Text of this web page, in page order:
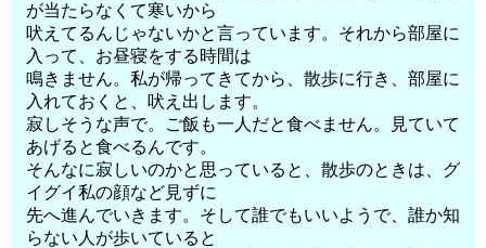
が当たらなくて寒いから
吠えてるんじゃないかと言っています。それから部屋に
入って、お昼寝をする時間は
鳴きません。私が帰ってきてから、散歩に行き、部屋に
入れておくと、吠え出します。
寂しそうな声で。ご飯も一人だと食べません。見ていて
あげると食べるんです。
そんなに寂しいのかと思っていると、散歩のときは、グ
イグイ私の顔など見ずに
先へ進んでいきます。そして誰でもいいようで、誰か知
らない人が歩いていると